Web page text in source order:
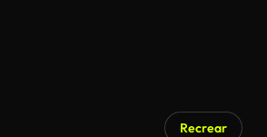
Recrear